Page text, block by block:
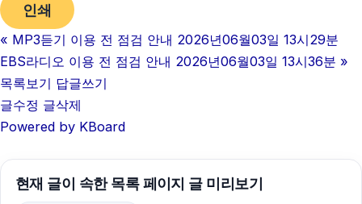
대안학교
강동구하수구막힘
인쇄
« MP3듣기 이용 전 점검 안내 2026년06월03일 13시29분
EBS라디오 이용 전 점검 안내 2026년06월03일 13시36분 »
목록보기 답글쓰기
글수정 글삭제
Powered by KBoard
현재 글이 속한 목록 페이지 글 미리보기